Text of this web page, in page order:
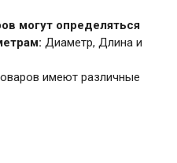
могут определяться
Диаметр, Длина и
имеют различные